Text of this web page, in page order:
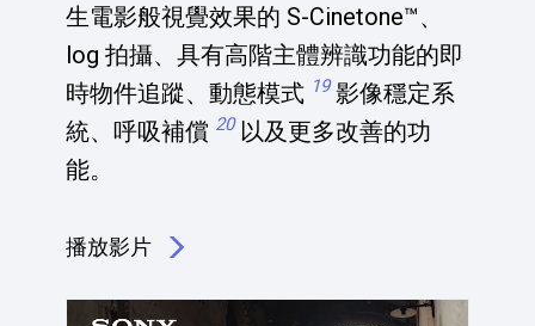
生電影般視覺效果的 S-Cinetone™、
log 拍攝、具有高階主體辨識功能的即
時物件追蹤、動態模式 19影像穩定系
統、呼吸補償 20以及更多改善的功
能。
播放影片
點擊播放：高畫質影片錄製所需的行動性